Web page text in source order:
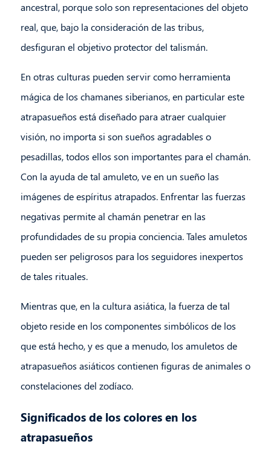
ancestral, porque solo son representaciones del objeto
real, que, bajo la consideración de las tribus,
desfiguran el objetivo protector del talismán.
En otras culturas pueden servir como herramienta
mágica de los chamanes siberianos, en particular este
atrapasueños está diseñado para atraer cualquier
visión, no importa si son sueños agradables o
pesadillas, todos ellos son importantes para el chamán.
Con la ayuda de tal amuleto, ve en un sueño las
imágenes de espíritus atrapados. Enfrentar las fuerzas
negativas permite al chamán penetrar en las
profundidades de su propia conciencia. Tales amuletos
pueden ser peligrosos para los seguidores inexpertos
de tales rituales.
Mientras que, en la cultura asiática, la fuerza de tal
objeto reside en los componentes simbólicos de los
que está hecho, y es que a menudo, los amuletos de
atrapasueños asiáticos contienen figuras de animales o
constelaciones del zodíaco.
Significados de los colores en los
atrapasueños